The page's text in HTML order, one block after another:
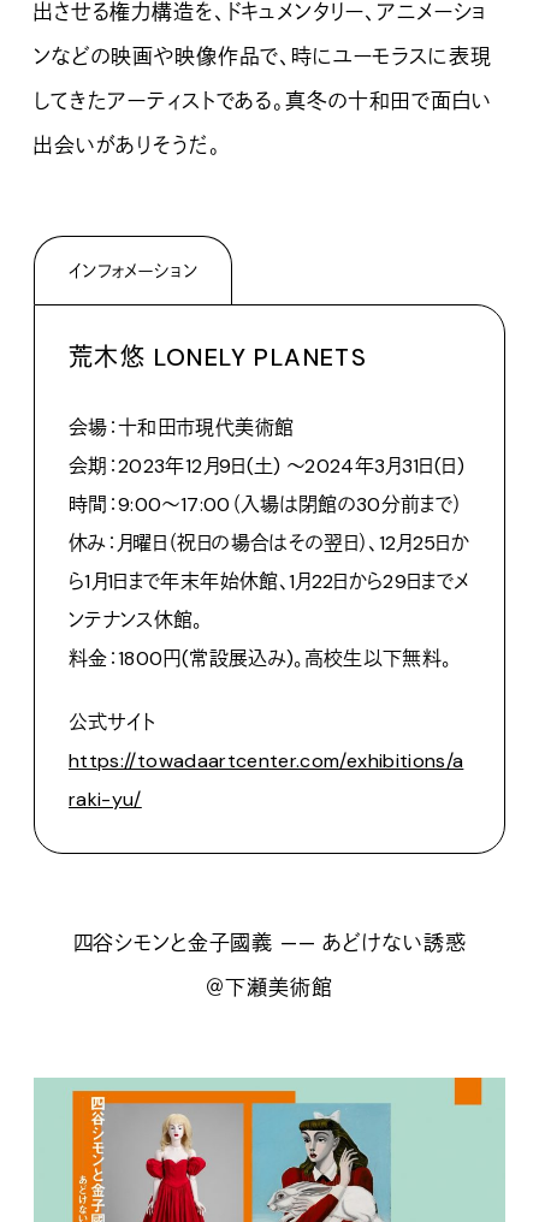
出させる権力構造を、ドキュメンタリー、アニメーショ
ンなどの映画や映像作品で、時にユーモラスに表現
してきたアーティストである。真冬の十和田で面白い
出会いがありそうだ。
インフォメーション
荒木悠 LONELY PLANETS
会場：十和田市現代美術館
会期：2023年12月9日(土) 〜2024年3月31日(日)
時間：9:00〜17:00（入場は閉館の30分前まで）
休み：月曜日（祝日の場合はその翌日）、12月25日か
ら1月1日まで年末年始休館、1月22日から29日までメ
ンテナンス休館。
料金：1800円(常設展込み)。高校生以下無料。
公式サイト
https://towadaartcenter.com/exhibitions/a
raki-yu/
四谷シモンと金子國義 —— あどけない誘惑
＠下瀬美術館